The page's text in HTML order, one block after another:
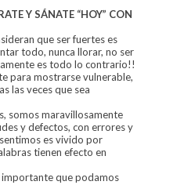
Y SÁNATE “HOY” CON
que ser fuertes es
todo, nunca llorar, no ser
es todo lo contrario!!
para mostrarse vulnerable,
las veces que sea
somos maravillosamente
y defectos, con errores y
es vivido por
tienen efecto en
que podamos